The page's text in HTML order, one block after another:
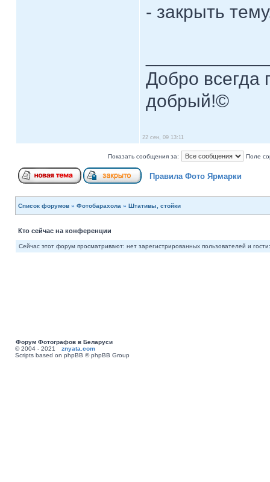
- закрыть
Добро всегда
добрый!©
22 сен, 09 13:11
Показать сообщения за: Поле
Правила Фото Ярмарки
Список форумов » Фотобарахола » Штативы, стойки
Кто сейчас на конференции
Сейчас этот форум просматривают: нет зарегистрированных пользователей и
Форум Фотографов в Беларуси
© 2004 - 2021 znyata.com
Scripts based on phpBB © phpBB Group